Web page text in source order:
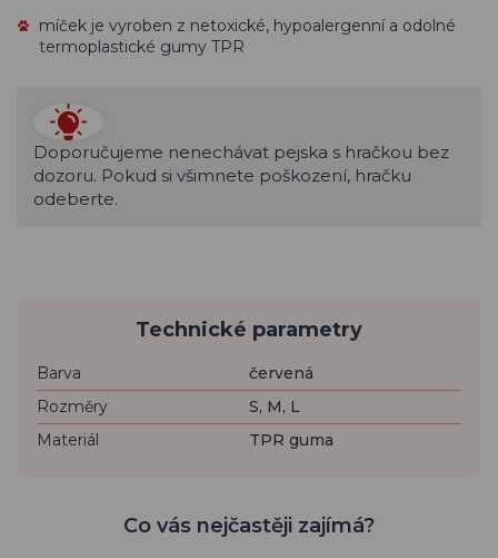
míček je vyroben z netoxické, hypoalergenní a odolné
termoplastické gumy TPR
Doporučujeme nenechávat pejska s hračkou bez
dozoru. Pokud si všimnete poškození, hračku
odeberte.
Technické parametry
Barva
červená
Rozměry
S, M, L
Materiál
TPR guma
Co vás nejčastěji zajímá?